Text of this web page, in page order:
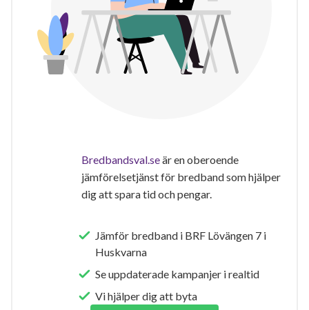
Bredbandsval.seär en oberoende
jämförelsetjänst för bredband som hjälper
dig att spara tid och pengar.
Jämför bredband i BRF Lövängen 7 i
Huskvarna
Se uppdaterade kampanjer i realtid
Vi hjälper dig att byta